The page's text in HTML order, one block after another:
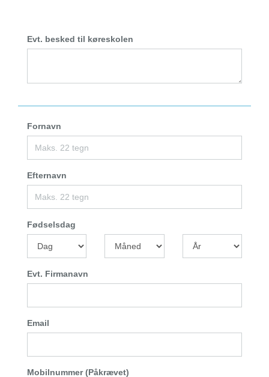
Evt. besked til køreskolen
Fornavn
Efternavn
Fødselsdag
Evt. Firmanavn
Email
Mobilnummer (Påkrævet)